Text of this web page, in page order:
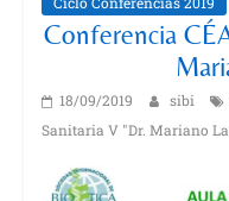
Conferencia
18/09/2019 sibi
Sanitaria V "Dr. Mariano